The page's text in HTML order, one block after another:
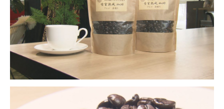
ＹＢＣオンデマンド
やまがた情熱市場